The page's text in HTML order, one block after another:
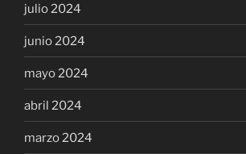
julio 2024
junio 2024
mayo 2024
abril 2024
marzo 2024